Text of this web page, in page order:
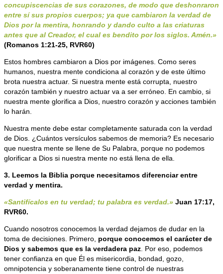
concupiscencias de sus corazones, de modo que deshonraron
entre sí sus propios cuerpos; ya que cambiaron la verdad de
Dios por la mentira, honrando y dando culto a las criaturas
antes que al Creador, el cual es bendito por los siglos. Amén.»
(Romanos 1:21-25, RVR60)
Estos hombres cambiaron a Dios por imágenes. Como seres
humanos, nuestra mente condiciona al corazón y de este último
brota nuestra actuar. Si nuestra mente está corrupta, nuestro
corazón también y nuestro actuar va a ser erróneo. En cambio, si
nuestra mente glorifica a Dios, nuestro corazón y acciones también
lo harán.
Nuestra mente debe estar completamente saturada con la verdad
de Dios. ¿Cuántos versículos sabemos de memoria? Es necesario
que nuestra mente se llene de Su Palabra, porque no podemos
glorificar a Dios si nuestra mente no está llena de ella.
3. Leemos la Biblia porque necesitamos diferenciar entre
verdad y mentira.
«Santifícalos en tu verdad; tu palabra es verdad.» Juan 17:17,
RVR60.
Cuando nosotros conocemos la verdad dejamos de dudar en la
toma de decisiones. Primero, porque conocemos el carácter de
Dios y sabemos que es la verdadera paz. Por eso, podemos
tener confianza en que Él es misericordia, bondad, gozo,
omnipotencia y soberanamente tiene control de nuestras